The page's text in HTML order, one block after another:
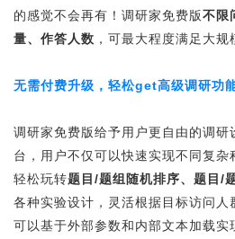
的感觉不会再有！调研家免费版不限
量、作答人数 ，可最大程度满足大规
无需付费升级，轻松get高级调研功
调研家免费版给予用户更自由的调研
台，用户不仅可以快速实现不同复杂
轻松玩转题目/题组随机排序、题目/
各种实验设计，灵活根据目标访问人
可以基于外部参数和内部文本加载实